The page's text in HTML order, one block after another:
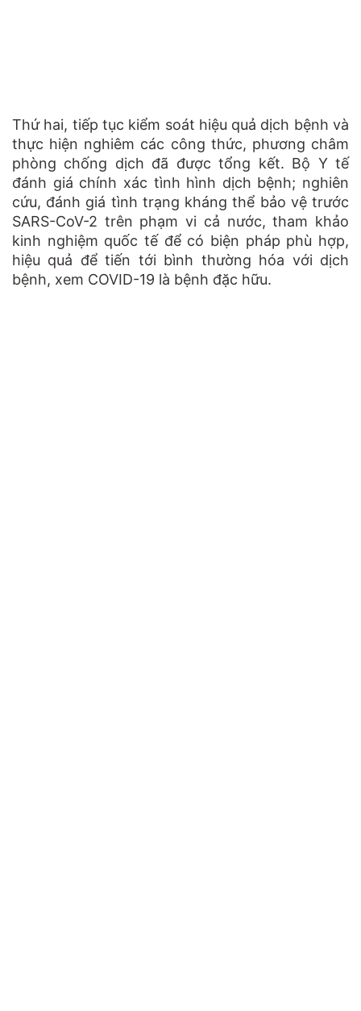
Thứ hai, tiếp tục kiểm soát hiệu quả dịch bệnh và
thực hiện nghiêm các công thức, phương châm
phòng chống dịch đã được tổng kết. Bộ Y tế
đánh giá chính xác tình hình dịch bệnh; nghiên
cứu, đánh giá tình trạng kháng thể bảo vệ trước
SARS-CoV-2 trên phạm vi cả nước, tham khảo
kinh nghiệm quốc tế để có biện pháp phù hợp,
hiệu quả để tiến tới bình thường hóa với dịch
bệnh, xem COVID-19 là bệnh đặc hữu.